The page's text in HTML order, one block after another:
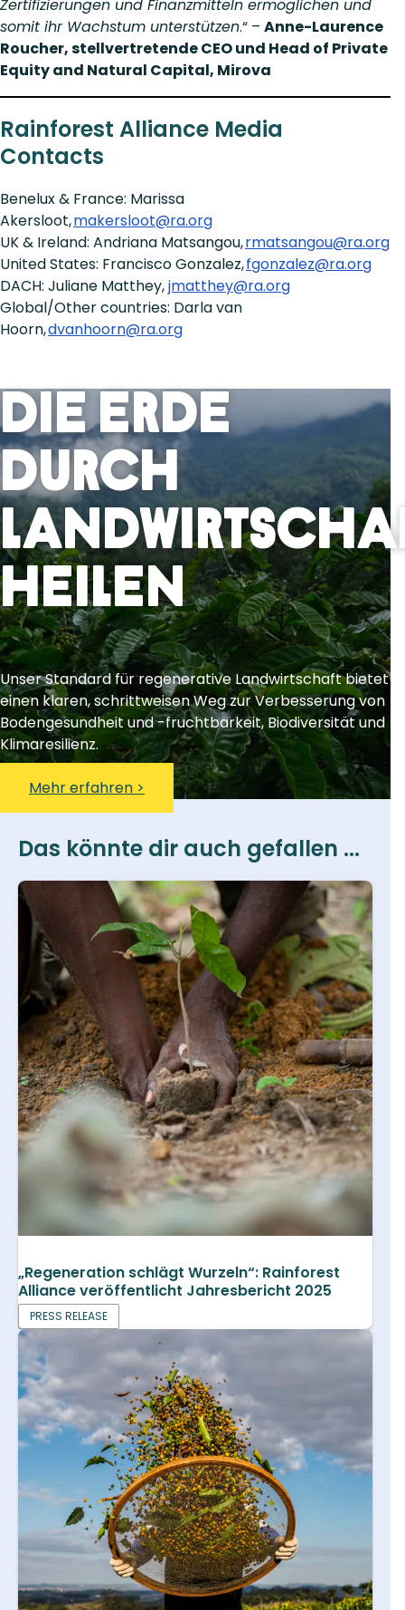
Zertifizierungen und Finanzmitteln ermöglichen und
somit ihr Wachstum unterstützen.“ – Anne-Laurence
Roucher, stellvertretende CEO und Head of Private
Equity and Natural Capital, Mirova
Rainforest Alliance Media
Contacts
Benelux & France: Marissa
Akersloot,makersloot@ra.org
UK & Ireland: Andriana Matsangou,rmatsangou@ra.org
United States: Francisco Gonzalez,fgonzalez@ra.org
DACH: Juliane Matthey,jmatthey@ra.org
Global/Other countries: Darla van
Hoorn,dvanhoorn@ra.org
Die Erde
durch
heilen
Unser Standard für regenerative Landwirtschaft bietet
einen klaren, schrittweisen Weg zur Verbesserung von
Bodengesundheit und -fruchtbarkeit, Biodiversität und
Klimaresilienz.
Mehr erfahren >
Das könnte dir auch gefallen ...
„Regeneration schlägt Wurzeln“: Rainforest
Alliance veröffentlicht Jahresbericht 2025
PRESS RELEASE